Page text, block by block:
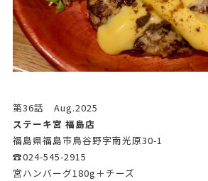
第36話 Aug.2025
ステーキ宮 福島店
福島県福島市鳥谷野字南光原30-1
☎024-545-2915
宮ハンバーグ180g＋チーズ